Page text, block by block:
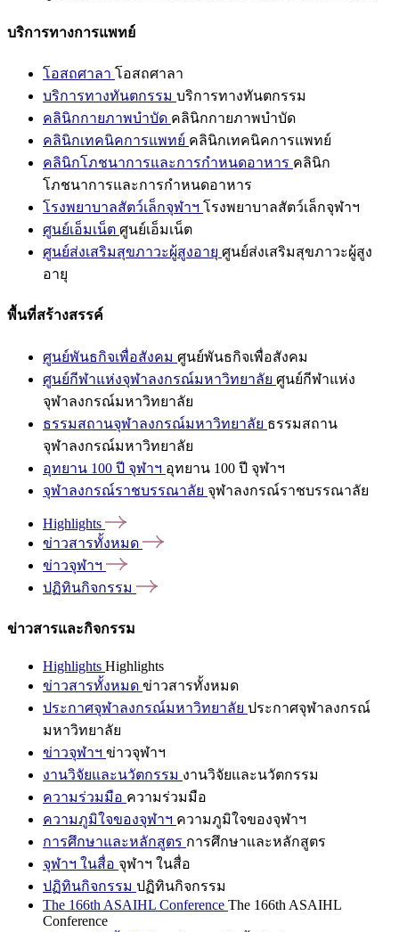
บริการทางการแพทย์
โอสถศาลา โอสถศาลา
บริการทางทันตกรรม บริการทางทันตกรรม
คลินิกกายภาพบำบัด คลินิกกายภาพบำบัด
คลินิกเทคนิคการแพทย์ คลินิกเทคนิคการแพทย์
คลินิกโภชนาการและการกำหนดอาหาร คลินิก
โภชนาการและการกำหนดอาหาร
โรงพยาบาลสัตว์เล็กจุฬาฯ โรงพยาบาลสัตว์เล็กจุฬาฯ
ศูนย์เอ็มเน็ต ศูนย์เอ็มเน็ต
ศูนย์ส่งเสริมสุขภาวะผู้สูงอายุ ศูนย์ส่งเสริมสุขภาวะผู้สูง
อายุ
พื้นที่สร้างสรรค์
ศูนย์พันธกิจเพื่อสังคม ศูนย์พันธกิจเพื่อสังคม
ศูนย์กีฬาแห่งจุฬาลงกรณ์มหาวิทยาลัย ศูนย์กีฬาแห่ง
จุฬาลงกรณ์มหาวิทยาลัย
ธรรมสถานจุฬาลงกรณ์มหาวิทยาลัย ธรรมสถาน
จุฬาลงกรณ์มหาวิทยาลัย
อุทยาน 100 ปี จุฬาฯ อุทยาน 100 ปี จุฬาฯ
จุฬาลงกรณ์ราชบรรณาลัย จุฬาลงกรณ์ราชบรรณาลัย
Highlights
ข่าวสารทั้งหมด
ข่าวจุฬาฯ
ปฏิทินกิจกรรม
ข่าวสารและกิจกรรม
Highlights Highlights
ข่าวสารทั้งหมด ข่าวสารทั้งหมด
ประกาศจุฬาลงกรณ์มหาวิทยาลัย ประกาศจุฬาลงกรณ์
มหาวิทยาลัย
ข่าวจุฬาฯ ข่าวจุฬาฯ
งานวิจัยและนวัตกรรม งานวิจัยและนวัตกรรม
ความร่วมมือ ความร่วมมือ
ความภูมิใจของจุฬาฯ ความภูมิใจของจุฬาฯ
การศึกษาและหลักสูตร การศึกษาและหลักสูตร
จุฬาฯ ในสื่อ จุฬาฯ ในสื่อ
ปฏิทินกิจกรรม ปฏิทินกิจกรรม
The 166th ASAIHL Conference The 166th ASAIHL
Conference